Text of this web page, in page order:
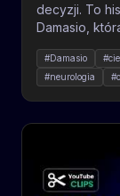
decyzji. To
Damasio,
znaczników
nie są
niezbędnym
To
#Damasio
#neurologia